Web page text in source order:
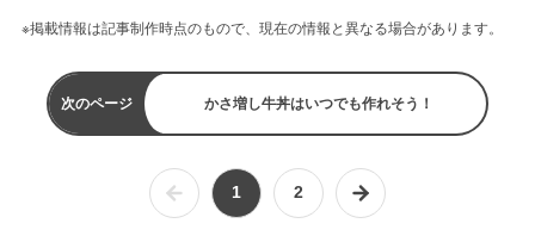
※掲載情報は記事制作時点のもので、現在の情報と異なる場合があります。
次のページ かさ増し牛丼はいつでも作れそう！
1 2